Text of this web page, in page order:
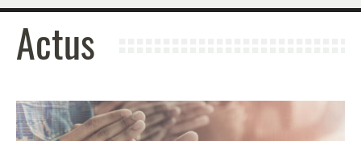
Actus